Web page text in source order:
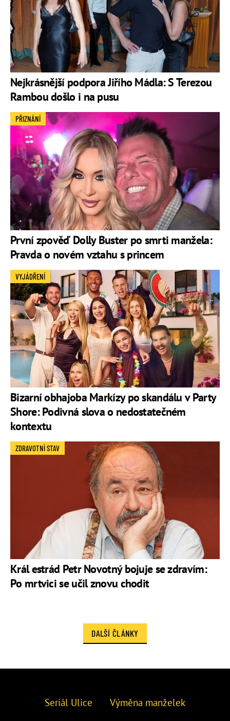
Nejkrásnější podpora Jiřího Mádla: S Terezou
Rambou došlo i na pusu
První zpověď Dolly Buster po smrti manžela:
Pravda o novém vztahu s princem
PŘIZNÁNÍ
Bizarní obhajoba Markízy po skandálu v Party
Shore: Podivná slova o nedostatečném
kontextu
VYJÁDŘENÍ
Král estrád Petr Novotný bojuje se zdravím:
Po mrtvici se učil znovu chodit
ZDRAVOTNÍ STAV
DALŠÍ ČLÁNKY
Seriál Ulice Výměna manželek